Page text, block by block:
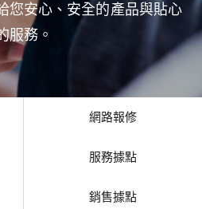
您安心、安全的產品與貼心
服務。
網路報修
服務據點
銷售據點